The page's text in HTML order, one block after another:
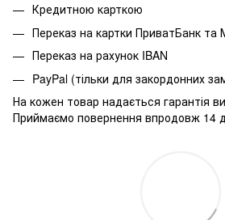
Кредитною карткою
Переказ на картки ПриватБанк та
Переказ на рахунок IBAN
PayPal (тільки для закордонних
На кожен товар надається гарантія
Приймаємо повернення впродовж 14